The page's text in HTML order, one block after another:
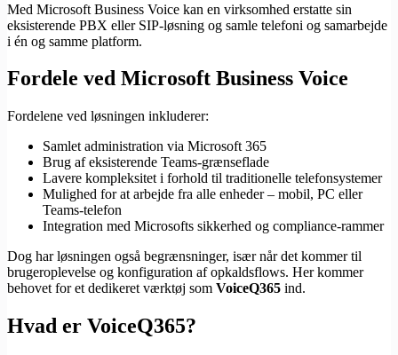
Med Microsoft Business Voice kan en virksomhed erstatte sin
eksisterende PBX eller SIP-løsning og samle telefoni og samarbejde
i én og samme platform.
Fordele ved Microsoft Business Voice
Fordelene ved løsningen inkluderer:
Samlet administration via Microsoft 365
Brug af eksisterende Teams-grænseflade
Lavere kompleksitet i forhold til traditionelle telefonsystemer
Mulighed for at arbejde fra alle enheder – mobil, PC eller
Teams-telefon
Integration med Microsofts sikkerhed og compliance-rammer
Dog har løsningen også begrænsninger, især når det kommer til
brugeroplevelse og konfiguration af opkaldsflows. Her kommer
behovet for et dedikeret værktøj som VoiceQ365 ind.
Hvad er VoiceQ365?